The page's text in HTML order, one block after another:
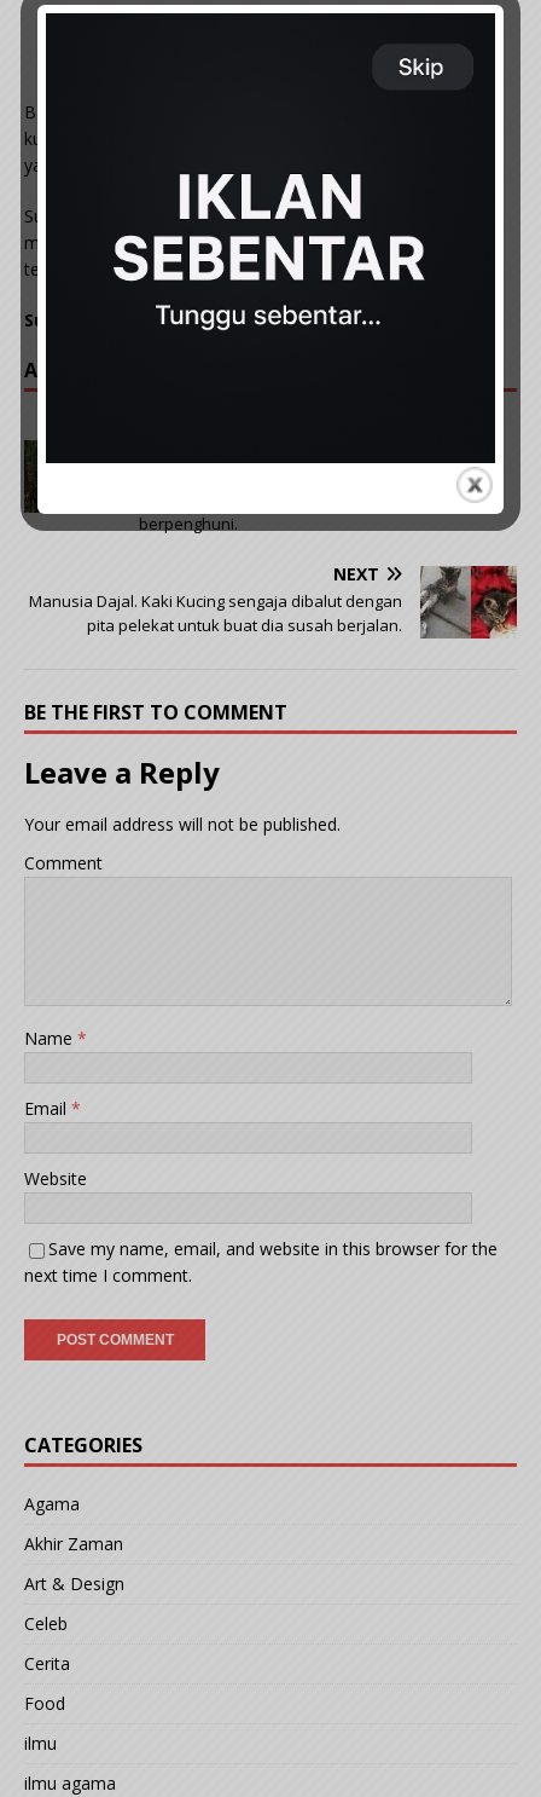
Bagaimanapun, setelah mencuba selama hampir 30 minit,
kucing tersebut tidak dapat diselamatkan kerana terhidu asap
yang terlalu tebal.
Susulan perkongsian itu, rata-rata pengguna laman sosial
memuji kesungguhan dan usaha yang telah diambil pegawai
tersebut bagi menyelamatkan seekor kucing.
Sumber: imuslimnetwork.com
ARTIKAL POPULAR :
Anjing bawa mangkuk kosong dan berjalan dari
rumah kosong ke rumah kosong sangkakan
berpenghuni.
NEXT
Manusia Dajal. Kaki Kucing sengaja dibalut dengan
pita pelekat untuk buat dia susah berjalan.
BE THE FIRST TO COMMENT
Leave a Reply
Your email address will not be published.
Comment
Name *
Email *
Website
Save my name, email, and website in this browser for the
next time I comment.
CATEGORIES
Agama
Akhir Zaman
Art & Design
Celeb
Cerita
Food
ilmu
ilmu agama